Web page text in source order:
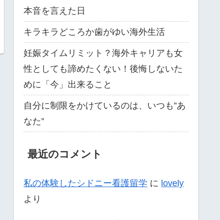
本音を言えた日
キラキラどころか歯がゆい海外生活
妊娠タイムリミット？海外キャリアも女
性としても諦めたくない！後悔しないた
めに「今」出来ること
自分に制限をかけているのは、いつも”あ
なた”
最近のコメント
私の体験したシドニー看護留学 に lovely
より